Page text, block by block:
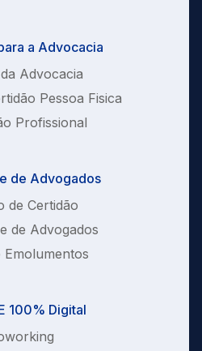
a Advocacia
Advocacia
Pessoa Fisica
Profissional
de Advogados
de Certidão
de Advogados
Emolumentos
100% Digital